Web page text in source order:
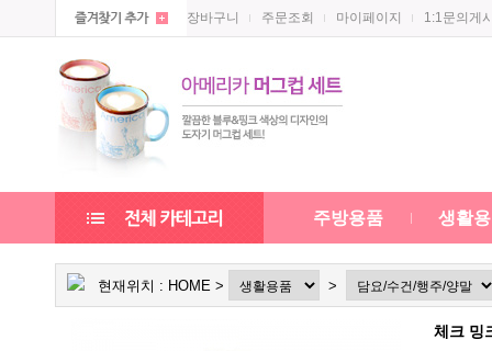
장바구니 주문조회 마이페이지 1:1문의게
주방용품 생활
현재위치 : HOME > >
체크 밍